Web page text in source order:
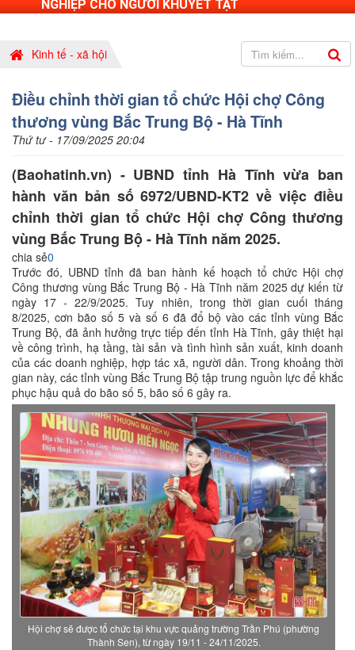
NGHIỆP CHO NGƯỜI KHUYẾT TẬT
Kinh tế - xã hội
Điều chỉnh thời gian tổ chức Hội chợ Công
thương vùng Bắc Trung Bộ - Hà Tĩnh
Thứ tư - 17/09/2025 20:04
(Baohatinh.vn) - UBND tỉnh Hà Tĩnh vừa ban
hành văn bản số 6972/UBND-KT2 về việc điều
chỉnh thời gian tổ chức Hội chợ Công thương
vùng Bắc Trung Bộ - Hà Tĩnh năm 2025.
chia sẻ0
Trước đó, UBND tỉnh đã ban hành kế hoạch tổ chức Hội chợ
Công thương vùng Bắc Trung Bộ - Hà Tĩnh năm 2025 dự kiến từ
ngày 17 - 22/9/2025. Tuy nhiên, trong thời gian cuối tháng
8/2025, cơn bão số 5 và số 6 đã đổ bộ vào các tỉnh vùng Bắc
Trung Bộ, đã ảnh hưởng trực tiếp đến tỉnh Hà Tĩnh, gây thiệt hại
về công trình, hạ tầng, tài sản và tình hình sản xuất, kinh doanh
của các doanh nghiệp, hợp tác xã, người dân. Trong khoảng thời
gian này, các tỉnh vùng Bắc Trung Bộ tập trung nguồn lực để khắc
phục hậu quả do bão số 5, bão số 6 gây ra.
Hội chợ sẽ được tổ chức tại khu vực quảng trường Trần Phú (phường
Thành Sen), từ ngày 19/11 - 24/11/2025.